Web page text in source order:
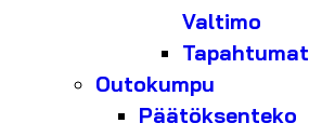
Valtimo
Tapahtumat
Outokumpu
Päätöksenteko